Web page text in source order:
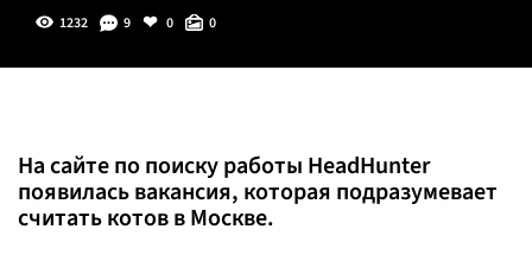
1232 9 0 0
На сайте по поиску работы HeadHunter
появилась вакансия, которая подразумевает
считать котов в Москве.